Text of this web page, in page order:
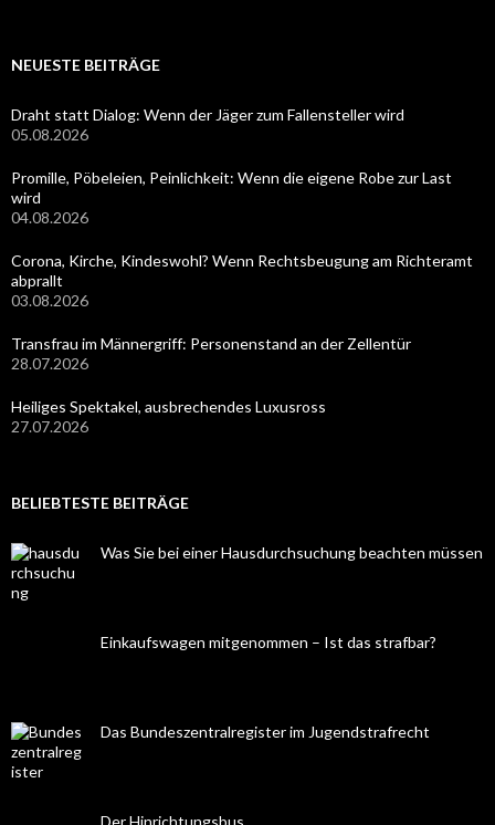
NEUESTE BEITRÄGE
Draht statt Dialog: Wenn der Jäger zum Fallensteller wird
05.08.2026
Promille, Pöbeleien, Peinlichkeit: Wenn die eigene Robe zur Last
wird
04.08.2026
Corona, Kirche, Kindeswohl? Wenn Rechtsbeugung am Richteramt
abprallt
03.08.2026
Transfrau im Männergriff: Personenstand an der Zellentür
28.07.2026
Heiliges Spektakel, ausbrechendes Luxusross
27.07.2026
BELIEBTESTE BEITRÄGE
Was Sie bei einer Hausdurchsuchung beachten müssen
Einkaufswagen mitgenommen – Ist das strafbar?
Das Bundeszentralregister im Jugendstrafrecht